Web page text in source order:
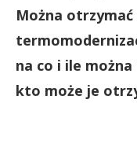
Można otrzymać
na co i ile
kto może je